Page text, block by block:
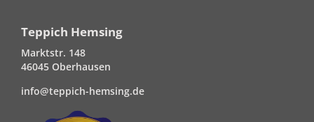
Teppich Hemsing
Marktstr. 148
46045 Oberhausen
info@teppich-hemsing.de